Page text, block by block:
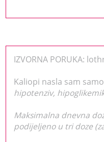
IZVORNA PORUKA:
Kaliopi nasla sam
hipotenziv,
Maksimalna dnevna
podijeljeno u tri doze